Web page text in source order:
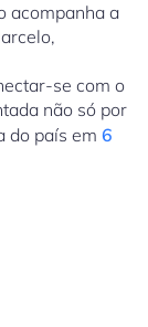
acompanha a
se com o
não só por
do país em 6